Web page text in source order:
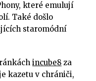
které emulují
Také došlo
staromódní
incube8 za
kazetu v chrániči,